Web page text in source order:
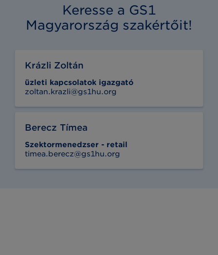
Keresse a GS1
Magyarország szakértőit!
Krázli Zoltán
üzleti kapcsolatok igazgató
zoltan.krazli@gs1hu.org
Berecz Tímea
Szektormenedzser - retail
timea.berecz@gs1hu.org